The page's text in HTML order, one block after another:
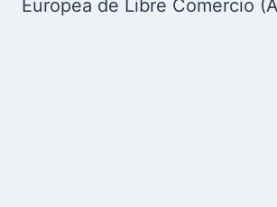
Europea de Libre Comercio